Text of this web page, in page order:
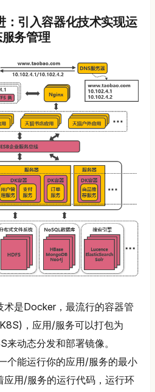
：引入容器化技术实现运
务管理
术是Docker，最流行的容器管
，应用/服务可以打包为
动态分发和部署镜像。
个能运行你的应用/服务的最小
应用/服务的运行代码，运行环